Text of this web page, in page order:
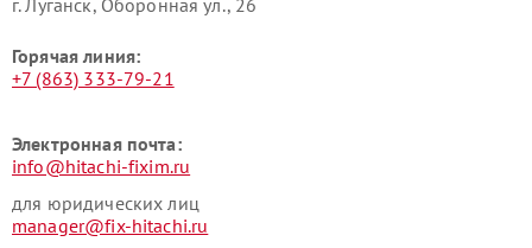
Горячая линия:
+7 (863) 333-79-21
Электронная почта:
info@hitachi-fixim.ru
для юридических лиц
manager@fix-hitachi.ru